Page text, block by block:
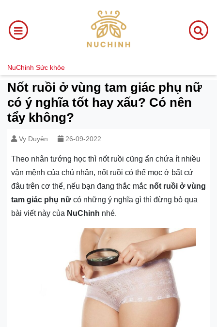
NuChinh Sức khỏe
Nốt ruồi ở vùng tam giác phụ nữ
có ý nghĩa tốt hay xấu? Có nên
tẩy không?
Vy Duyên 26-09-2022
Theo nhân tướng học thì nốt ruồi cũng ẩn chứa ít nhiều
vận mệnh của chủ nhân, nốt ruồi có thể mọc ở bất cứ
đâu trên cơ thể, nếu bạn đang thắc mắc nốt ruồi ở vùng
tam giác phụ nữ có những ý nghĩa gì thì đừng bỏ qua
bài viết này của NuChinh nhé.